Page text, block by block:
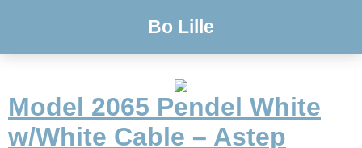
Bo Lille
Model 2065 Pendel White
w/White Cable – Astep